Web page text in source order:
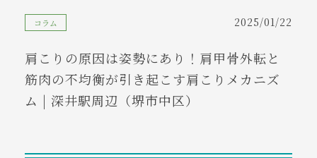
採用情報
ニュース
コラム 2025/01/22
肩こりの原因は姿勢にあり！肩甲骨外転と
筋肉の不均衡が引き起こす肩こりメカニズ
ム | 深井駅周辺（堺市中区）